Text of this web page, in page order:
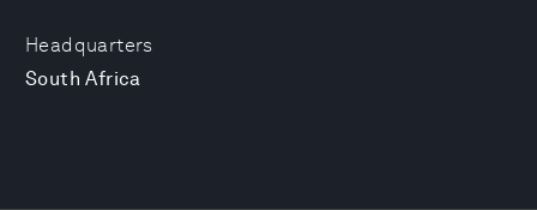
Headquarters
South Africa